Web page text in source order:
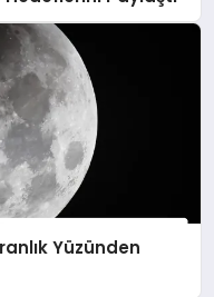
Yüzünden